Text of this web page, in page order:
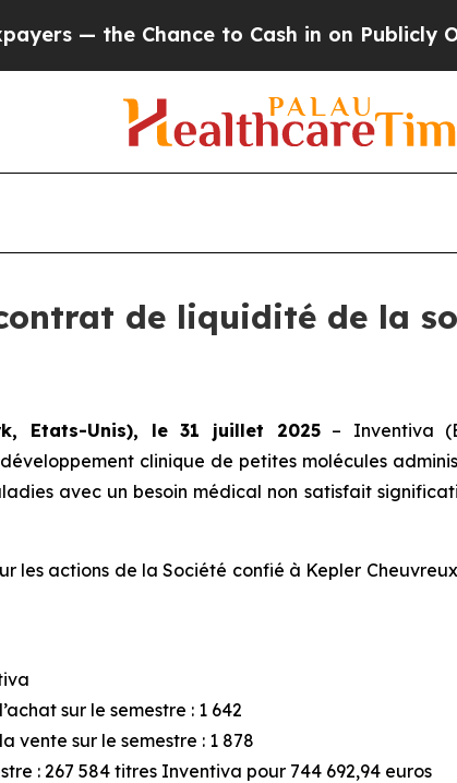
Chance to Cash in on Publicly Owned oil
de liquidité de la
Etats-Unis), le 31 juillet 2025– Inventiva
clinique de petites molécules
avec un besoin médical non satisfait
les actions de la Société confié à Kepler
sur le semestre : 1 642
vente sur le semestre : 1 878
: 267 584 titres Inventiva pour 744 692,94 euros